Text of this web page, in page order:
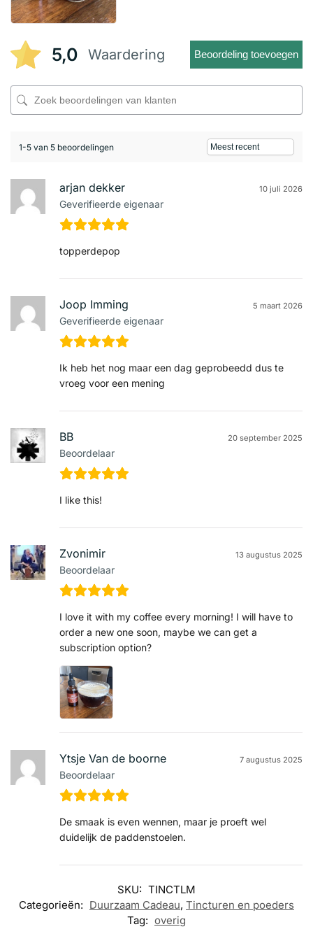
5,0 Waardering Beoordeling toevoegen
1-5 van 5 beoordelingen
arjan dekker
Geverifieerde eigenaar
10 juli 2026
topperdepop
Joop Imming
Geverifieerde eigenaar
5 maart 2026
Ik heb het nog maar een dag geprobeedd dus te
vroeg voor een mening
BB
Beoordelaar
20 september 2025
I like this!
Zvonimir
Beoordelaar
13 augustus 2025
I love it with my coffee every morning! I will have to
order a new one soon, maybe we can get a
subscription option?
Ytsje Van de boorne
Beoordelaar
7 augustus 2025
De smaak is even wennen, maar je proeft wel
duidelijk de paddenstoelen.
SKU: TINCTLM
Categorieën: Duurzaam Cadeau, Tincturen en poeders
Tag: overig